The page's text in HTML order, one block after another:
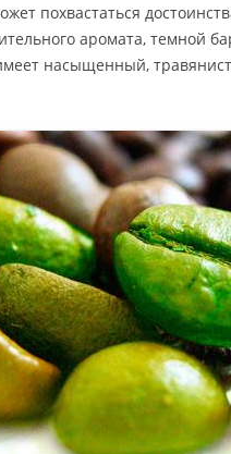
похвастаться
аромата, темной
насыщенный,